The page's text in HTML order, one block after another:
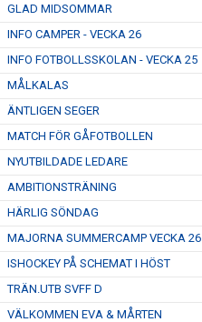
GLAD MIDSOMMAR
INFO CAMPER - VECKA 26
INFO FOTBOLLSSKOLAN - VECKA 25
MÅLKALAS
ÄNTLIGEN SEGER
MATCH FÖR GÅFOTBOLLEN
NYUTBILDADE LEDARE
AMBITIONSTRÄNING
HÄRLIG SÖNDAG
MAJORNA SUMMERCAMP VECKA 26
ISHOCKEY PÅ SCHEMAT I HÖST
TRÄN.UTB SVFF D
VÄLKOMMEN EVA & MÅRTEN